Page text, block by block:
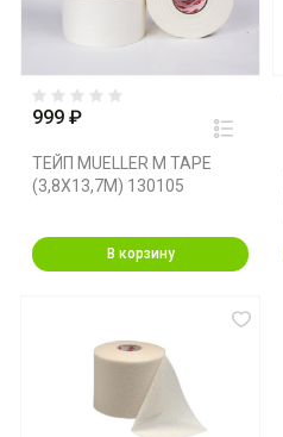
999 ₽
ТЕЙП MUELLER M TAPE
(3,8X13,7M) 130105
В корзину